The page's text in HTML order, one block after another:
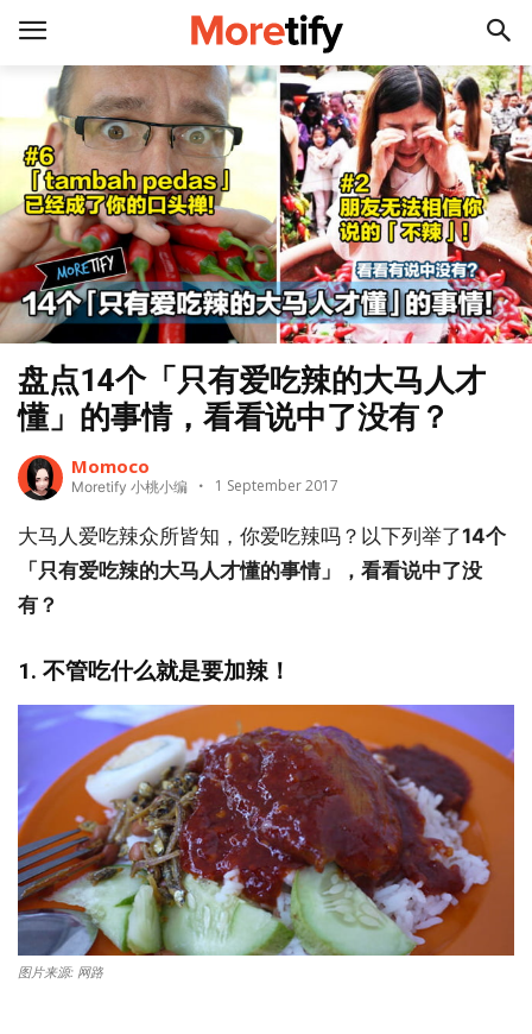
盘点14个「只有爱吃辣的大马人才
懂」的事情，看看说中了没有？
Momoco
Moretify 小桃小编 1 September 2017
大马人爱吃辣众所皆知，你爱吃辣吗？以下列举了14个
「只有爱吃辣的大马人才懂的事情」，看看说中了没
有？
1. 不管吃什么就是要加辣！
图片来源: 网路